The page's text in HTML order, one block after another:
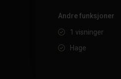
Andre funksjoner
1 visninger
Hage